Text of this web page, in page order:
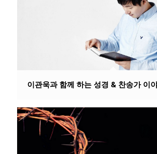
이관욱과 함께 하는 성경 & 찬송가 이